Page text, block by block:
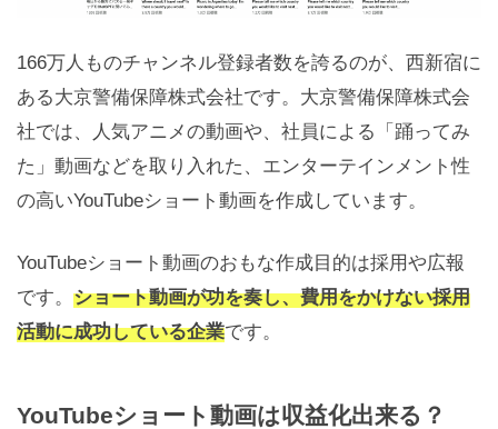
166万人ものチャンネル登録者数を誇るのが、西新宿に
ある大京警備保障株式会社です。大京警備保障株式会
社では、人気アニメの動画や、社員による「踊ってみ
た」動画などを取り入れた、エンターテインメント性
の高いYouTubeショート動画を作成しています。
YouTubeショート動画のおもな作成目的は採用や広報
です。 ショート動画が功を奏し、費用をかけない採用
活動に成功している企業です。
YouTubeショート動画は収益化出来る？